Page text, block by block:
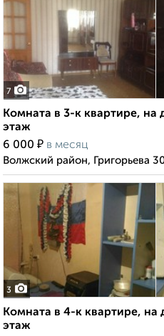
7
Комната в 3-к квартире, на
этаж
6 000 ₽ в месяц
Волжский район, Григорьева
3
Комната в 4-к квартире, на
этаж